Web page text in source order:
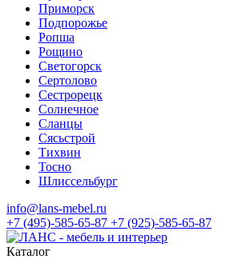
Приморск
Подпорожье
Ропша
Рощино
Светогорск
Сертолово
Сестрорецк
Солнечное
Сланцы
Сясьстрой
Тихвин
Тосно
Шлиссельбург
info@lans-mebel.ru
+7 (495)-585-65-87 +7 (925)-585-65-87
Каталог